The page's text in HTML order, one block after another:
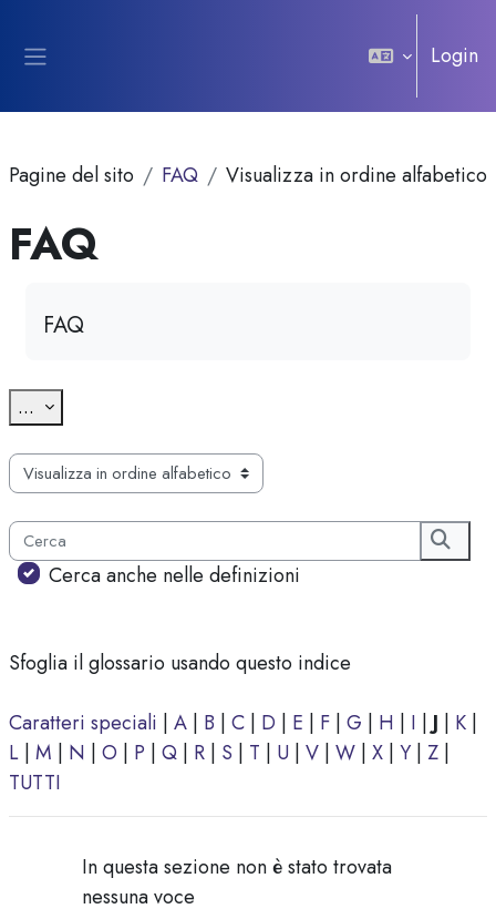
Login
Pagine del sito FAQ Visualizza in ordine alfabetico
FAQ
FAQ
... Esporta voci
Sfoglia il glossario usando questo indice
Cerca
Cerca
Cerca anche nelle definizioni
Sfoglia il glossario usando questo indice
Caratteri speciali | A | B | C | D | E | F | G | H | I | J | K |
L | M | N | O | P | Q | R | S | T | U | V | W | X | Y | Z |
TUTTI
In questa sezione non è stato trovata
nessuna voce